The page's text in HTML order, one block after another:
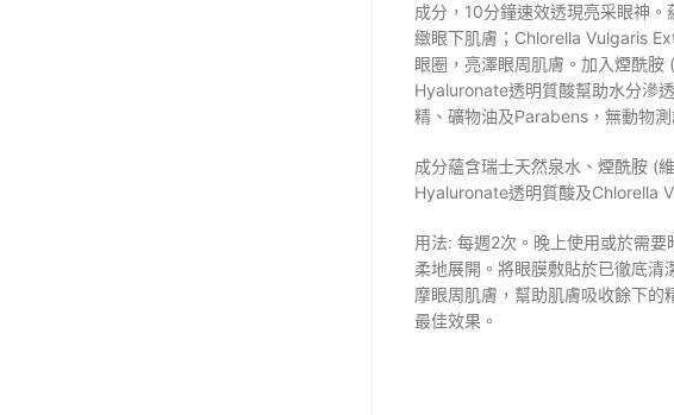
成分，10分鐘速效透現亮采眼神
緻眼下肌膚；Chlorella Vulgaris
眼圈，亮澤眼周肌膚。加入煙酰
Hyaluronate透明質酸幫助水分滲
精、礦物油及Parabens，無動物
成分蘊含瑞士天然泉水、煙酰胺 (
Hyaluronate透明質酸及Chlorella
用法: 每週2次。晚上使用或於需
柔地展開。將眼膜敷貼於已徹底清
摩眼周肌膚，幫助肌膚吸收餘下
最佳效果。